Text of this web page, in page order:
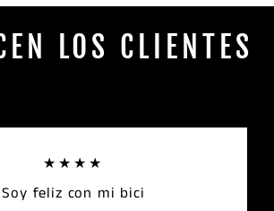
LOS CLIENTES
★★★★
Soy feliz con mi bici